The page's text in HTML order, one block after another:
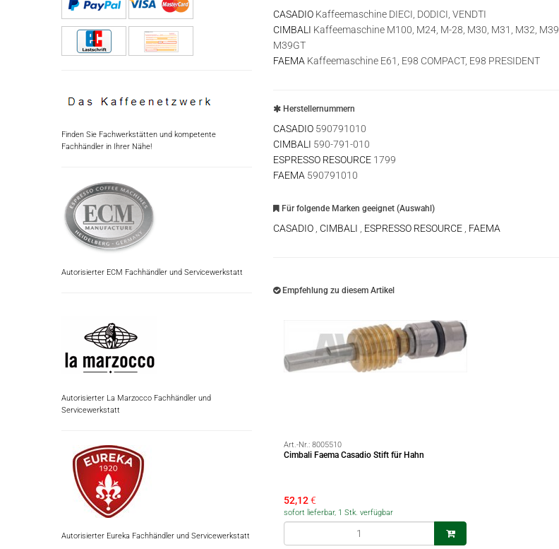
Finden Sie Fachwerkstätten und kompetente
Fachhändler in Ihrer Nähe!
Autorisierter ECM Fachhändler und Servicewerkstatt
Autorisierter La Marzocco Fachhändler und
Servicewerkstatt
Autorisierter Eureka Fachhändler und Servicewerkstatt
CASADIO Kaffeemaschine DIECI, DODICI, VENDTI
CIMBALI Kaffeemaschine M100, M24, M-28, M30, M31, M32, M39,
M39GT
FAEMA Kaffeemaschine E61, E98 COMPACT, E98 PRESIDENT
Herstellernummern
CASADIO 590791010
CIMBALI 590-791-010
ESPRESSO RESOURCE 1799
FAEMA 590791010
Für folgende Marken geeignet (Auswahl)
CASADIO CIMBALI ESPRESSO RESOURCE FAEMA
Empfehlung zu diesem Artikel
Art.-Nr.: 8005510
Cimbali Faema Casadio Stift für Hahn
52,12€
sofort lieferbar, 1 Stk. verfügbar